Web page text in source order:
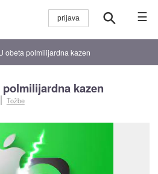
☰
obeta polmilijardna kazen
kazen
Tožbe